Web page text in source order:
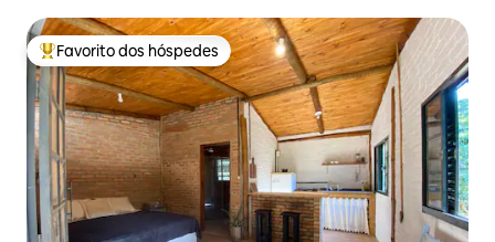
Favoritos dos hóspedes mais apreciados
Favorito dos hóspedes